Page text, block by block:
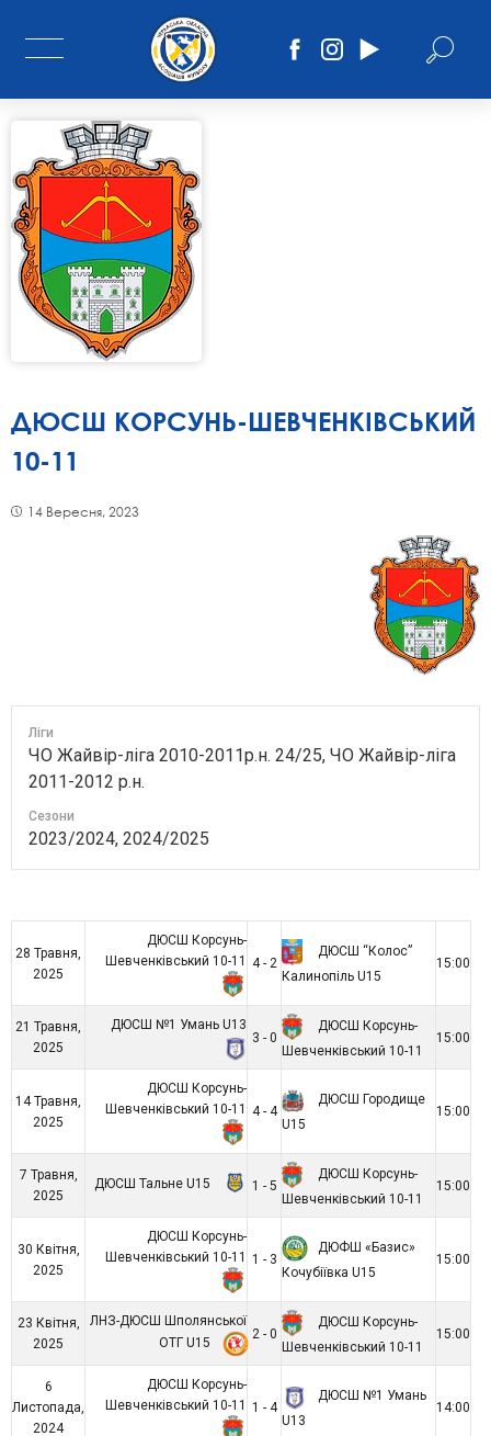
ДЮСШ КОРСУНЬ-ШЕВЧЕНКІВСЬКИЙ
10-11
14 Вересня, 2023
Ліги
ЧО Жайвір-ліга 2010-2011р.н. 24/25, ЧО Жайвір-ліга
2011-2012 р.н.
Сезони
2023/2024, 2024/2025
28 Травня,
2025
ДЮСШ Корсунь-
Шевченківський 10-11
4 - 2
ДЮСШ “Колос”
Калинопіль U15
15:00
21 Травня,
2025
ДЮСШ №1 Умань U13
3 - 0
ДЮСШ Корсунь-
Шевченківський 10-11
15:00
14 Травня,
2025
ДЮСШ Корсунь-
Шевченківський 10-11
4 - 4
ДЮСШ Городище
U15
15:00
7 Травня,
2025
ДЮСШ Тальне U15 1 - 5
ДЮСШ Корсунь-
Шевченківський 10-11
15:00
30 Квітня,
2025
ДЮСШ Корсунь-
Шевченківський 10-11
1 - 3
ДЮФШ «Базис»
Кочубіївка U15
15:00
23 Квітня,
2025
ЛНЗ-ДЮСШ Шполянської
ОТГ U15
2 - 0
ДЮСШ Корсунь-
Шевченківський 10-11
15:00
6
Листопада,
2024
ДЮСШ Корсунь-
Шевченківський 10-11
1 - 4
ДЮСШ №1 Умань
U13
14:00